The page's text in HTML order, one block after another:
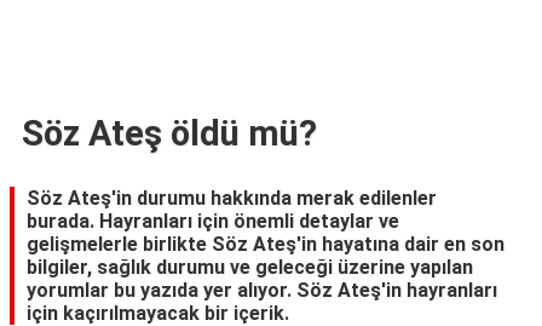
Söz Ateş öldü mü?
Söz Ateş'in durumu hakkında merak edilenler
burada. Hayranları için önemli detaylar ve
gelişmelerle birlikte Söz Ateş'in hayatına dair en son
bilgiler, sağlık durumu ve geleceği üzerine yapılan
yorumlar bu yazıda yer alıyor. Söz Ateş'in hayranları
için kaçırılmayacak bir içerik.